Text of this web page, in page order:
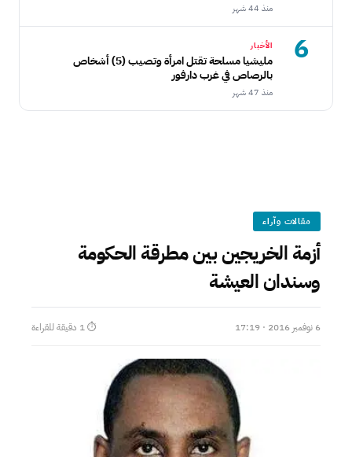
منذ 44 شهر
6 الأخبار
مليشيا مسلحة تقتل امرأة وتصيب (5) أشخاص
بالرصاص في غرب دارفور
منذ 47 شهر
مقالات وآراء
أزمة الخريجين بين مطرقة الحكومة
وسندان العيشة
6 نوفمبر 2016 · 17:19 ⏱ 1 دقيقة للقراءة